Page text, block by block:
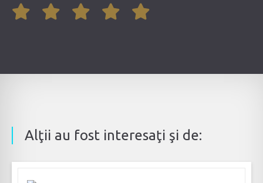
Alţii au fost interesaţi şi de: